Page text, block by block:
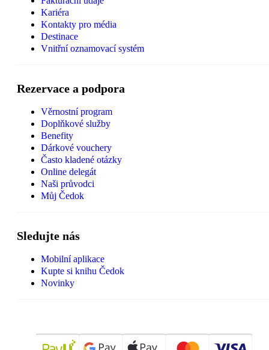
Kariéra
Kontakty pro média
Destinace
Vnitřní oznamovací systém
Rezervace a podpora
Věrnostní program
Doplňkové služby
Benefity
Dárkové vouchery
Často kladené otázky
Online delegát
Naši průvodci
Můj Čedok
Sledujte nás
Mobilní aplikace
Kupte si knihu Čedok
Novinky